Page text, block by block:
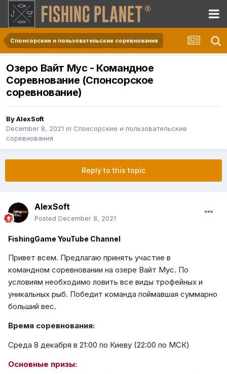
Спонсорские и пользовательские соревнования
Озеро Вайт Мус - Командное
Соревнование (Спонсорское
соревнование)
ByAlexSoft
December 8, 2021 in Спонсорские и пользовательские
соревнования
Reply to this topic
AlexSoft
Posted December 8, 2021
FishingGame YouTube Channel
Привет всем. Предлагаю принять участие в
командном соревновании на озере Вайт Мус. По
условиям необходимо ловить все виды трофейных и
уникальных рыб. Победит команда поймавшая суммарно
больший вес.
Время соревнования:
Среда 8 декабря в 21:00 по Киеву (22:00 по МСК)
Основные призы: